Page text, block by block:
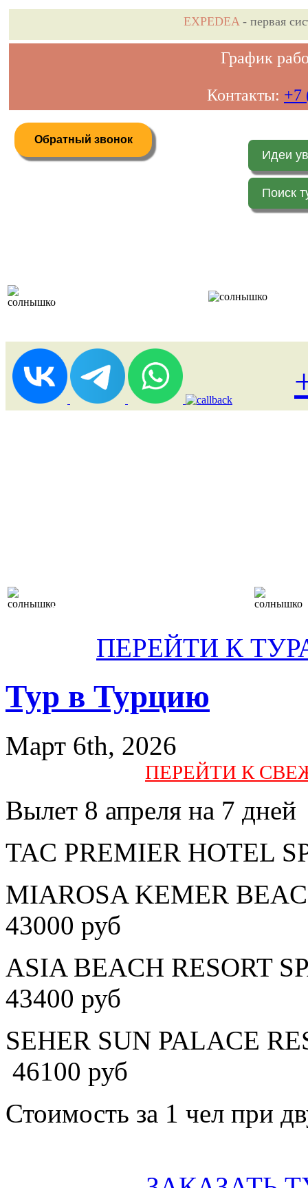
EXPEDEA- первая
График
Контакты: +7
Обратный звонок
Идеи
Поиск
туры
ПЕРЕЙТИ К
Тур в Турцию
Март 6th, 2026
ПЕРЕЙТИ К
Вылет 8 апреля на 7 дней
TAC PREMIER HOTEL
MIAROSA KEMER
43000 руб
ASIA BEACH RESORT
43400 руб
SEHER SUN PALACE
46100 руб
Стоимость за 1 чел при